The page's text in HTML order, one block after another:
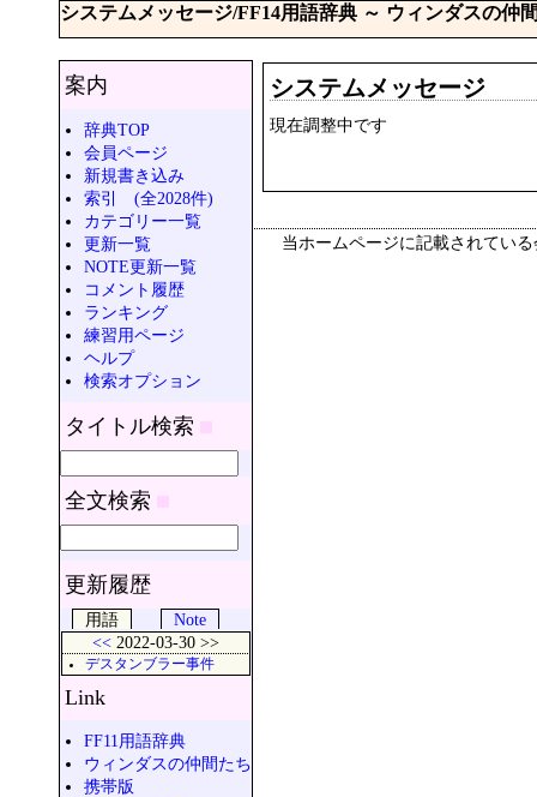
システムメッセージ/FF14用語辞典 ～ ウィンダスの仲
案内
辞典TOP
会員ページ
新規書き込み
索引 (全2028件)
カテゴリー一覧
更新一覧
NOTE更新一覧
コメント履歴
ランキング
練習用ページ
ヘルプ
検索オプション
タイトル検索
全文検索
更新履歴
用語
Note
<< 2022-03-30 >>
デスタンブラー事件
Link
FF11用語辞典
ウィンダスの仲間たち
携帯版
システムメッセージ
現在調整中です
当ホームページに記載されてい